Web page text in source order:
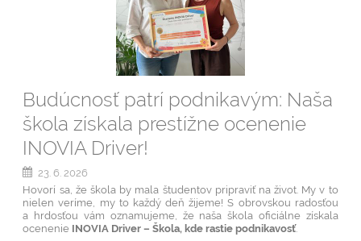
Budúcnosť patrí podnikavým: Naša
škola získala prestížne ocenenie
INOVIA Driver!
23. 6. 2026
Hovorí sa, že škola by mala študentov pripraviť na život. My v to
nielen veríme, my to každý deň žijeme! S obrovskou radosťou
a hrdosťou vám oznamujeme, že naša škola oficiálne získala
ocenenie INOVIA Driver – Škola, kde rastie podnikavosť.